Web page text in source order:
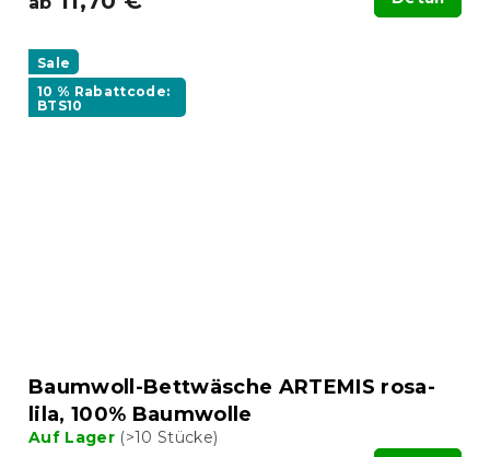
Sale
10 % Rabattcode:
BTS10
Baumwoll-Bettwäsche ARTEMIS rosa-
lila, 100% Baumwolle
Auf Lager (>10 Stücke)